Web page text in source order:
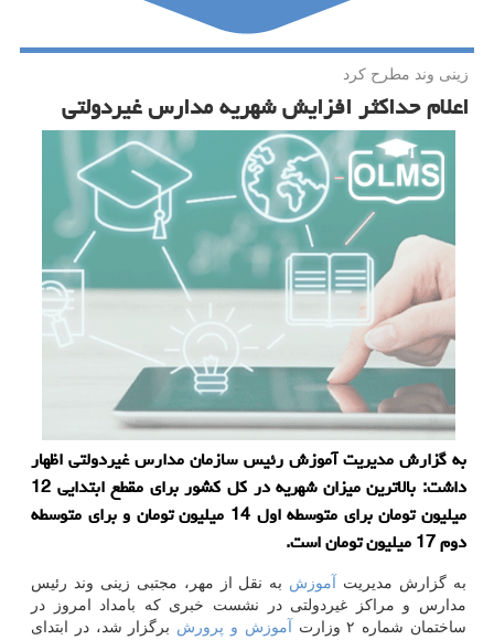
زینی وند مطرح كرد
اعلام حداكثر افزایش شهریه مدارس غیردولتی
به گزارش مدیریت آموزش رئیس سازمان مدارس غیردولتی اظهار
داشت: بالاترین میزان شهریه در كل كشور برای مقطع ابتدایی 12
میلیون تومان برای متوسطه اول 14 میلیون تومان و برای متوسطه
دوم 17 میلیون تومان است.
به گزارش مدیریت آموزش به نقل از مهر، مجتبی زینی وند رئیس
مدارس و مراکز غیردولتی در نشست خبری که بامداد امروز در
ساختمان شماره ۲ وزارت
آموزش و پرورش برگزار شد، در ابتدای